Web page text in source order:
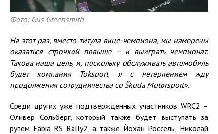
Фото: Gus Greensmith
На этот раз, вместо титула вице-чемпиона, мы намерены
оказаться строчкой повыше – и выиграть чемпионат.
Такова наша цель, и, поскольку обслуживать автомобиль
будет компания Toksport, я с нетерпением жду
продолжения сотрудничества со Škoda Motorsport».
Среди других уже подтвержденных участников WRC2 –
Оливер Сольберг, который также будет выступать за
рулем Fabia RS Rally2, а также Йохан Россель, Николай